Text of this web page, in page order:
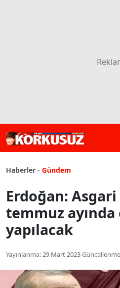
Haberler - Gündem
Erdoğan:
temmuz ayında
yapılacak
Yayınlanma:29 Mart 2023